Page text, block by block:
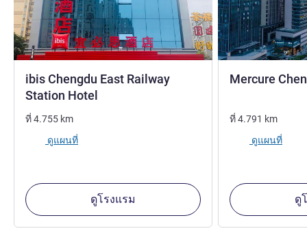
ibis Chengdu East Railway
Station Hotel
ที่4.755 km
ดูแผนที่
ดูโรงแรม
Mercure
ที่4.791 km
ดูแผนที่
ดู